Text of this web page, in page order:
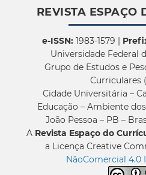
REVISTA ESPAÇO
e-ISSN:1983-1579 |
Universidade Federal
Grupo de Estudos e
Curriculares
Cidade Universitária –
Educação – Ambiente
João Pessoa – PB –
A Revista Espaço do
a Licença Creative
NãoComercial 4.0